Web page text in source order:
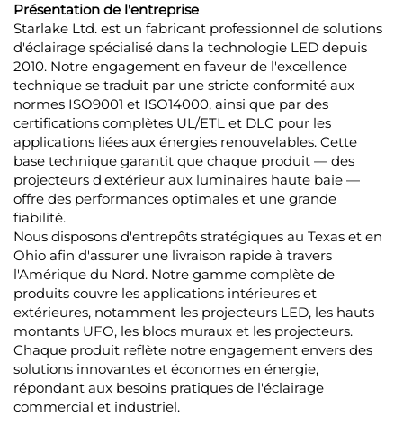
Présentation de l'entreprise
Starlake Ltd. est un fabricant professionnel de solutions
d'éclairage spécialisé dans la technologie LED depuis
2010. Notre engagement en faveur de l'excellence
technique se traduit par une stricte conformité aux
normes ISO9001 et ISO14000, ainsi que par des
certifications complètes UL/ETL et DLC pour les
applications liées aux énergies renouvelables. Cette
base technique garantit que chaque produit — des
projecteurs d'extérieur aux luminaires haute baie —
offre des performances optimales et une grande
fiabilité.
Nous disposons d'entrepôts stratégiques au Texas et en
Ohio afin d'assurer une livraison rapide à travers
l'Amérique du Nord. Notre gamme complète de
produits couvre les applications intérieures et
extérieures, notamment les projecteurs LED, les hauts
montants UFO, les blocs muraux et les projecteurs.
Chaque produit reflète notre engagement envers des
solutions innovantes et économes en énergie,
répondant aux besoins pratiques de l'éclairage
commercial et industriel.